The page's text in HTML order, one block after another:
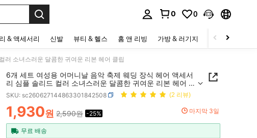
0 0
& 액세서리 신발 뷰티 & 헬스 홈 앤 리빙 가방 & 러기지 스포츠 & 아웃
러 소녀스러운 달콤한 귀여운 리본 헤어 클립
6개 세트 여성용 어머니날 음악 축제 웨딩 장식 헤어 액세서
리 심플 솔리드 컬러 소녀스러운 달콤한 귀여운 리본 헤어 클
립
SKU: sc260627144863301842508 (2 리뷰)
PRICE AND AVAILABILITY
1,930원 2,590원 -25% 마지막 3일
무료 배송